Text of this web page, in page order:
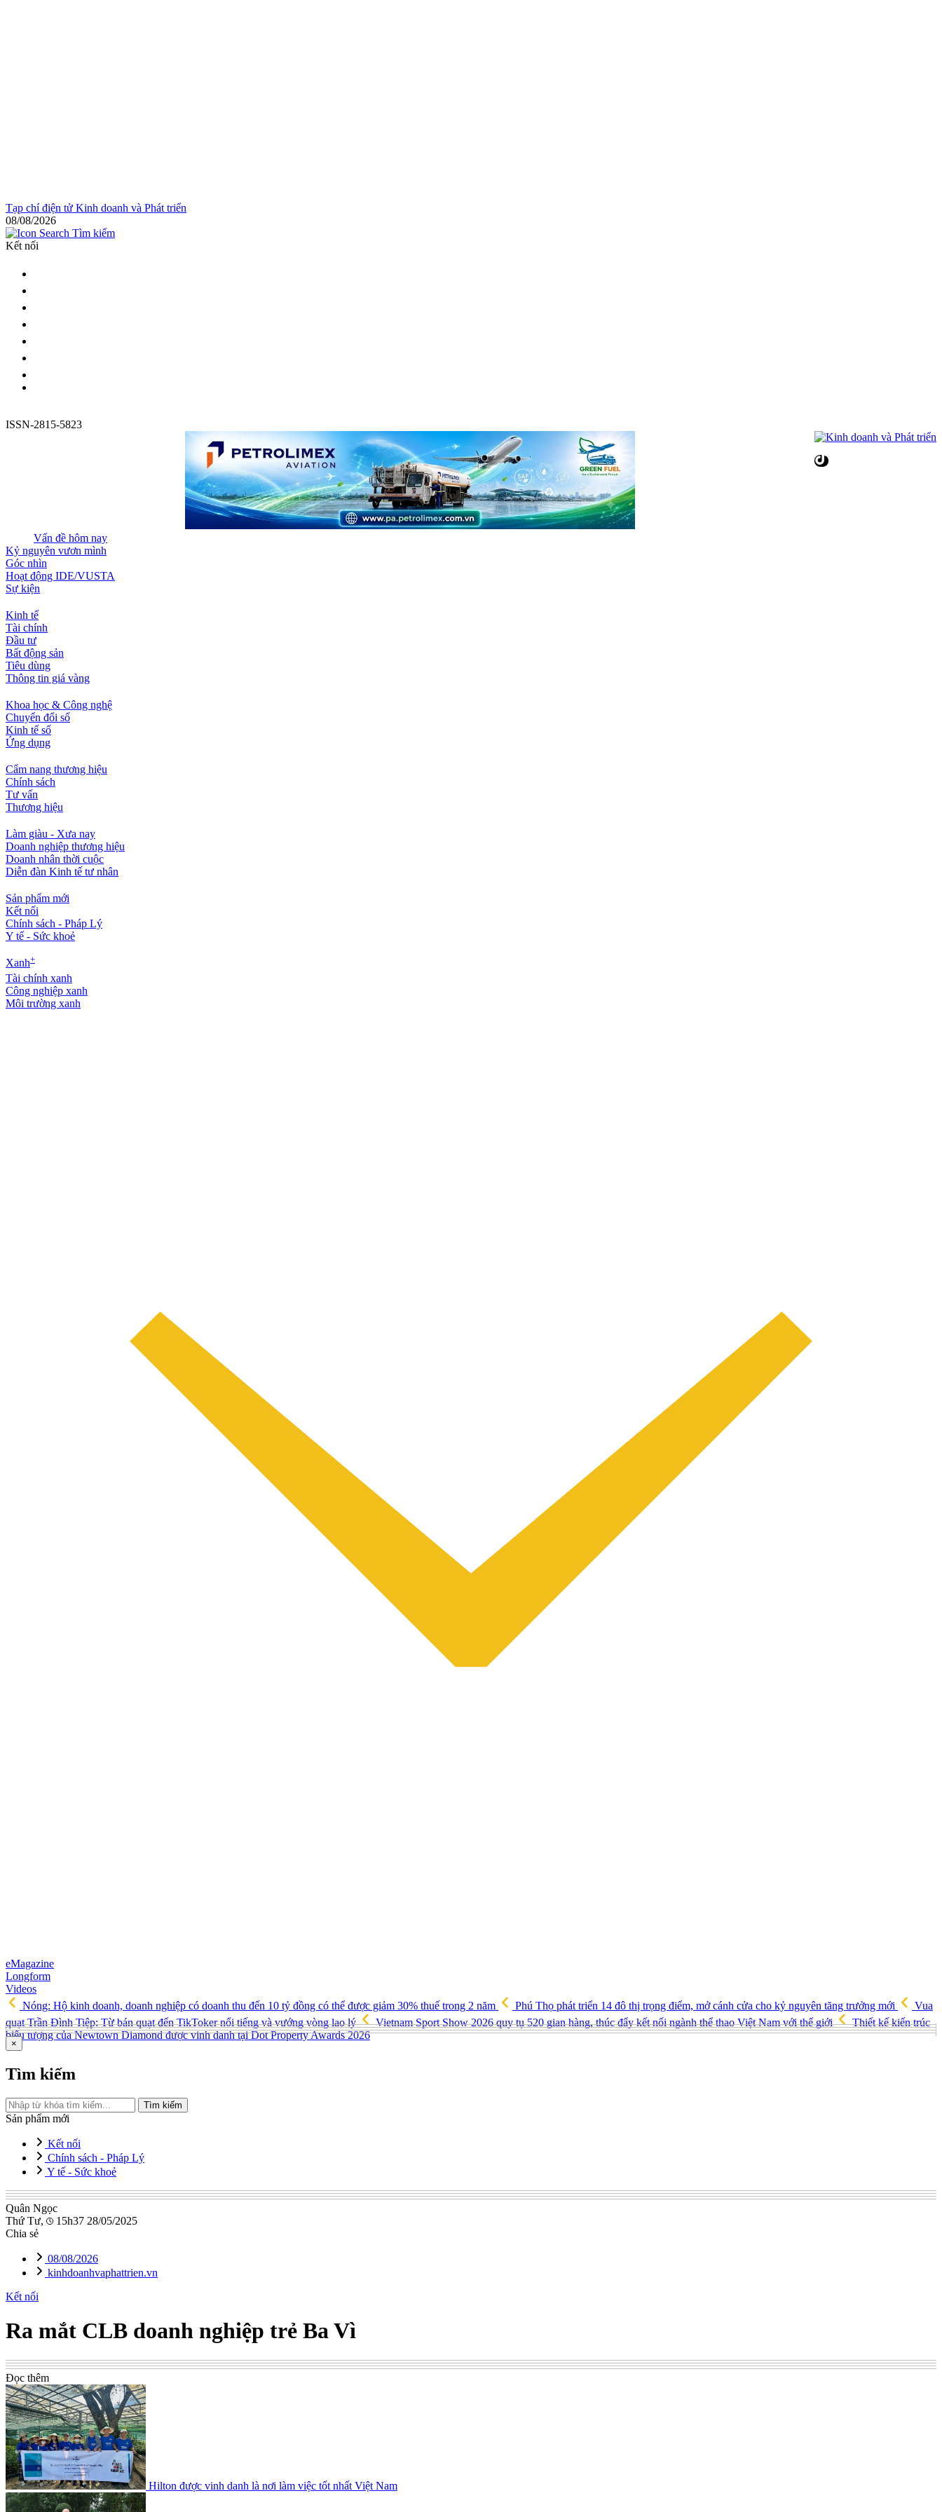
Tạp chí điện tử Kinh doanh và Phát triển
08/08/2026
Tìm kiếm
Kết nối
ISSN-2815-5823
Vấn đề hôm nay
Kỷ nguyên vươn mình
Góc nhìn
Hoạt động IDE/VUSTA
Sự kiện
Kinh tế
Tài chính
Đầu tư
Bất động sản
Tiêu dùng
Thông tin giá vàng
Khoa học & Công nghệ
Chuyển đổi số
Kinh tế số
Ứng dụng
Cẩm nang thương hiệu
Chính sách
Tư vấn
Thương hiệu
Làm giàu - Xưa nay
Doanh nghiệp thương hiệu
Doanh nhân thời cuộc
Diễn đàn Kinh tế tư nhân
Sản phẩm mới
Kết nối
Chính sách - Pháp Lý
Y tế - Sức khoẻ
Xanh+
Tài chính xanh
Công nghiệp xanh
Môi trường xanh
eMagazine
Longform
Videos
Nóng: Hộ kinh doanh, doanh nghiệp có doanh thu đến 10 tỷ đồng có thể được giảm 30% thuế trong 2 năm
Phú Thọ phát triển 14 đô thị trọng điểm, mở cánh cửa cho kỷ nguyên tăng trưởng mới
Vua
quạt Trần Đình Tiệp: Từ bán quạt đến TikToker nổi tiếng và vướng vòng lao lý
Vietnam Sport Show 2026 quy tụ 520 gian hàng, thúc đẩy kết nối ngành thể thao Việt Nam với thế giới
Thiết kế kiến trúc
biểu tượng của Newtown Diamond được vinh danh tại Dot Property Awards 2026
×
Tìm kiếm
Tìm kiếm
Sản phẩm mới
Kết nối
Chính sách - Pháp Lý
Y tế - Sức khoẻ
Quân Ngọc
Thứ Tư,
15h37 28/05/2025
Chia sẻ
08/08/2026
kinhdoanhvaphattrien.vn
Kết nối
Ra mắt CLB doanh nghiệp trẻ Ba Vì
Đọc thêm
Hilton được vinh danh là nơi làm việc tốt nhất Việt Nam